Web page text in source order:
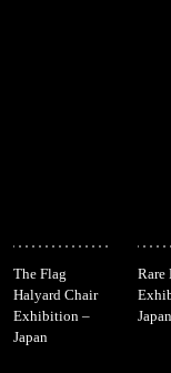
The Flag
Halyard Chair
Exhibition –
Japan
Rare
Japan